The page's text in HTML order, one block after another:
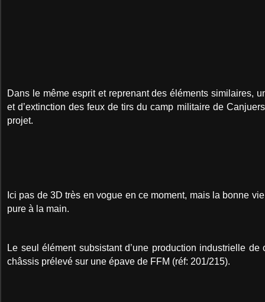
Dans le même esprit et reprenant des éléments similaires,
et d’extinction des feux de tirs du camp militaire de
projet.
Ici pas de 3D très en vogue en ce moment, mais la bonne
pure à la main.
Le seul élément subsistant d’une production industrielle
châssis prélevé sur une épave de FFM (réf: 201/215).